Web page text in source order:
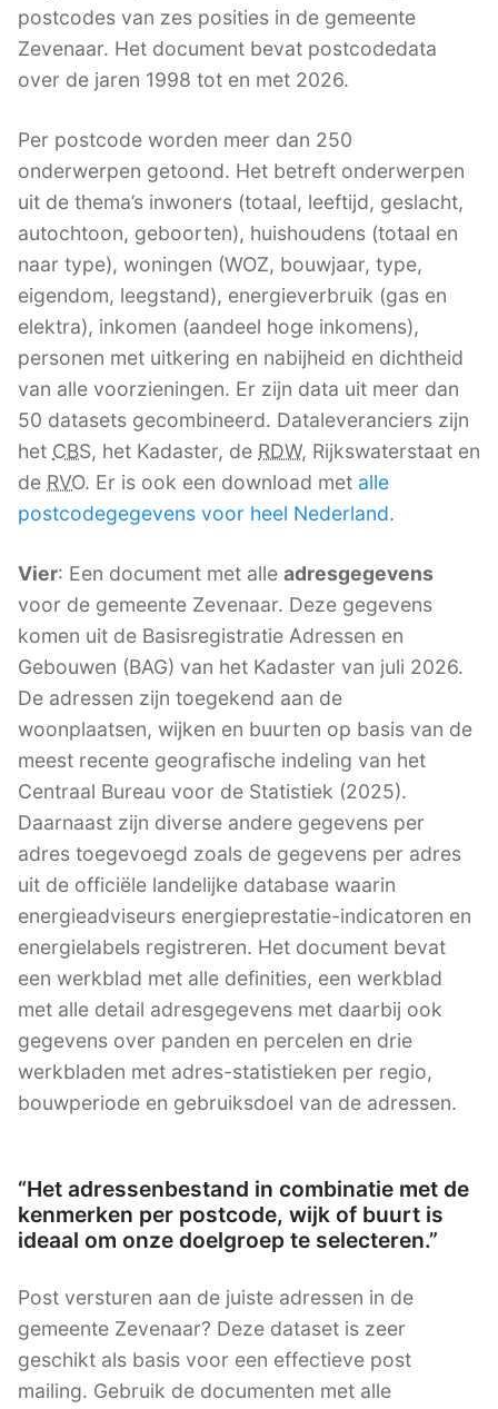
postcodes van zes posities in de gemeente
Zevenaar. Het document bevat postcodedata
over de jaren 1998 tot en met 2026.
Per postcode worden meer dan 250
onderwerpen getoond. Het betreft onderwerpen
uit de thema’s inwoners (totaal, leeftijd, geslacht,
autochtoon, geboorten), huishoudens (totaal en
naar type), woningen (WOZ, bouwjaar, type,
eigendom, leegstand), energieverbruik (gas en
elektra), inkomen (aandeel hoge inkomens),
personen met uitkering en nabijheid en dichtheid
van alle voorzieningen. Er zijn data uit meer dan
50 datasets gecombineerd. Dataleveranciers zijn
het CBS, het Kadaster, de RDW, Rijkswaterstaat en
de RVO. Er is ook een download met alle
postcodegegevens voor heel Nederland.
Vier: Een document met alle adresgegevens
voor de gemeente Zevenaar. Deze gegevens
komen uit de Basisregistratie Adressen en
Gebouwen (BAG) van het Kadaster van juli 2026.
De adressen zijn toegekend aan de
woonplaatsen, wijken en buurten op basis van de
meest recente geografische indeling van het
Centraal Bureau voor de Statistiek (2025).
Daarnaast zijn diverse andere gegevens per
adres toegevoegd zoals de gegevens per adres
uit de officiële landelijke database waarin
energieadviseurs energieprestatie-indicatoren en
energielabels registreren. Het document bevat
een werkblad met alle definities, een werkblad
met alle detail adresgegevens met daarbij ook
gegevens over panden en percelen en drie
werkbladen met adres-statistieken per regio,
bouwperiode en gebruiksdoel van de adressen.
“Het adressenbestand in combinatie met de
kenmerken per postcode, wijk of buurt is
ideaal om onze doelgroep te selecteren.”
Post versturen aan de juiste adressen in de
gemeente Zevenaar? Deze dataset is zeer
geschikt als basis voor een effectieve post
mailing. Gebruik de documenten met alle